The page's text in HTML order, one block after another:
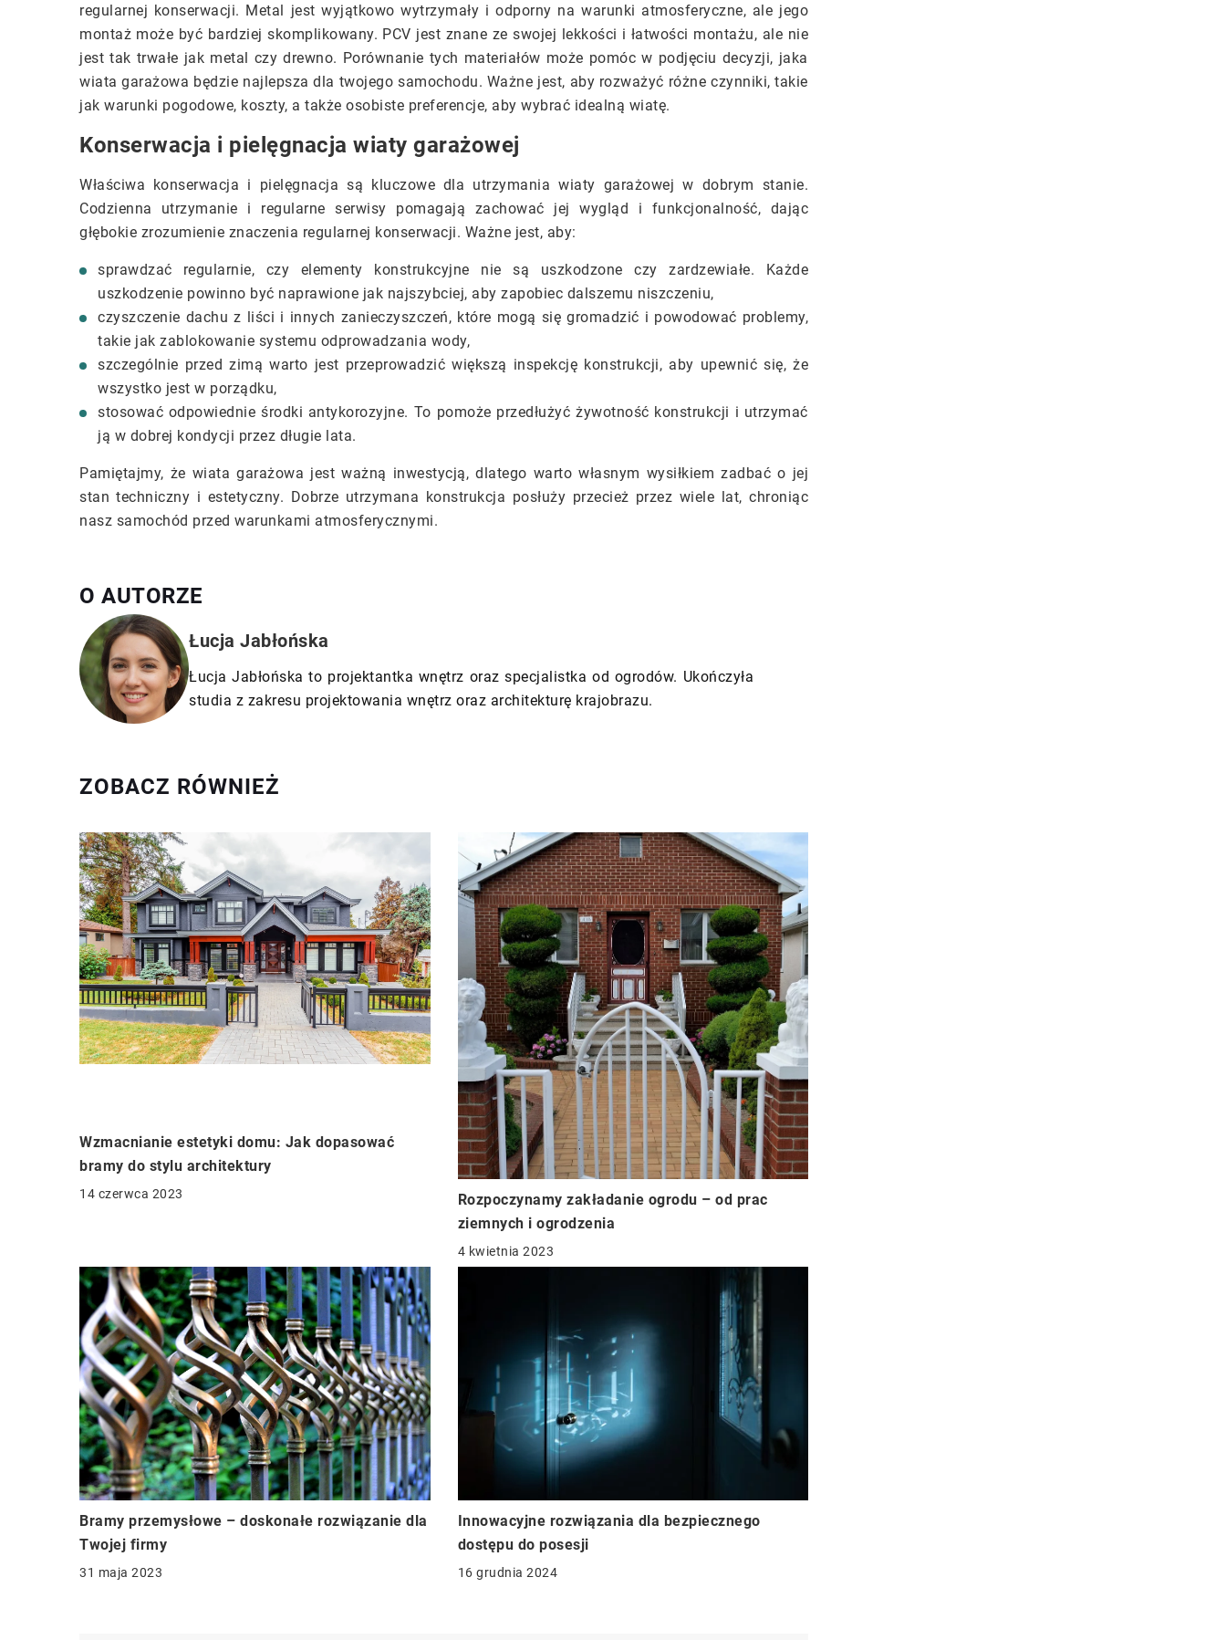
regularnej konserwacji. Metal jest wyjątkowo wytrzymały i odporny na warunki atmosferyczne, ale jego
montaż może być bardziej skomplikowany. PCV jest znane ze swojej lekkości i łatwości montażu, ale nie
jest tak trwałe jak metal czy drewno. Porównanie tych materiałów może pomóc w podjęciu decyzji, jaka
wiata garażowa będzie najlepsza dla twojego samochodu. Ważne jest, aby rozważyć różne czynniki, takie
jak warunki pogodowe, koszty, a także osobiste preferencje, aby wybrać idealną wiatę.
Konserwacja i pielęgnacja wiaty garażowej
Właściwa konserwacja i pielęgnacja są kluczowe dla utrzymania wiaty garażowej w dobrym stanie.
Codzienna utrzymanie i regularne serwisy pomagają zachować jej wygląd i funkcjonalność, dając
głębokie zrozumienie znaczenia regularnej konserwacji. Ważne jest, aby:
sprawdzać regularnie, czy elementy konstrukcyjne nie są uszkodzone czy zardzewiałe. Każde
uszkodzenie powinno być naprawione jak najszybciej, aby zapobiec dalszemu niszczeniu,
czyszczenie dachu z liści i innych zanieczyszczeń, które mogą się gromadzić i powodować problemy,
takie jak zablokowanie systemu odprowadzania wody,
szczególnie przed zimą warto jest przeprowadzić większą inspekcję konstrukcji, aby upewnić się, że
wszystko jest w porządku,
stosować odpowiednie środki antykorozyjne. To pomoże przedłużyć żywotność konstrukcji i utrzymać
ją w dobrej kondycji przez długie lata.
Pamiętajmy, że wiata garażowa jest ważną inwestycją, dlatego warto własnym wysiłkiem zadbać o jej
stan techniczny i estetyczny. Dobrze utrzymana konstrukcja posłuży przecież przez wiele lat, chroniąc
nasz samochód przed warunkami atmosferycznymi.
O AUTORZE
Łucja Jabłońska
Łucja Jabłońska to projektantka wnętrz oraz specjalistka od ogrodów. Ukończyła
studia z zakresu projektowania wnętrz oraz architekturę krajobrazu.
ZOBACZ RÓWNIEŻ
Wzmacnianie estetyki domu: Jak dopasować
bramy do stylu architektury
14 czerwca 2023
Rozpoczynamy zakładanie ogrodu – od prac
ziemnych i ogrodzenia
4 kwietnia 2023
Bramy przemysłowe – doskonałe rozwiązanie dla
Twojej firmy
31 maja 2023
Innowacyjne rozwiązania dla bezpiecznego
dostępu do posesji
16 grudnia 2024